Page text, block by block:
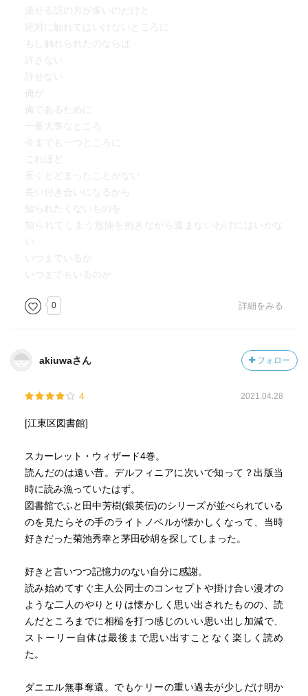
流せる話の方が多いのだけど、
絶対に触れてはいけないところに
もし触れられたのならば
許さない
許せない
俺が
俺であるために
一番大事なところ
今までも一つところに
これほど
長くとどまったことがない
長い付き合いになるから
知られたくないものを
知られてしまう危険を抱きながら進まないわけにはいかな
い
いつまでいるか
いつまでもいるのか
0 詳細をみる
akiuwaさん フォロー
4 2021.04.28
[江東区図書館]
スカーレット・ウィザード4巻。
読んだのは遠い昔。デルフィニアに次いで知って？出版当
時に読み漁っていたはず。
図書館でふと田中芳樹(銀英伝)のシリーズが並べられている
のを見たらその手のライトノベルが懐かしくなって、当時
好きだった菊池秀幸と茅田砂胡を探してしまった。
好きと言いつつ記憶力のない自分に感謝。
読み始めてすぐ主人公同士のコンセプトや掛け合い漫才の
ような二人のやりとりは懐かしく思い出されたものの、読
んだところまでに相槌を打つ感じのいい思い出し加減で、
ストーリー自体は最後まで思い出すことなく楽しく読め
た。
ダニエル無事奪還。でもケリーの重い過去が少しだけ明か